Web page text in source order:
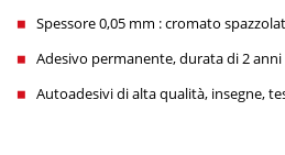
Spessore 0,05 mm : cromato
Adesivo permanente, durata di 2 anni
Autoadesivi di alta qualità, insegne,